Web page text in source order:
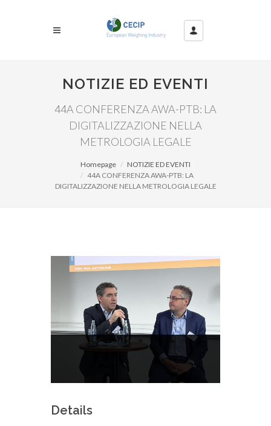
NOTIZIE ED EVENTI
44A CONFERENZA AWA-PTB: LA
DIGITALIZZAZIONE NELLA
METROLOGIA LEGALE
Homepage
NOTIZIE ED EVENTI
44A CONFERENZA AWA-PTB: LA
DIGITALIZZAZIONE NELLA METROLOGIA LEGALE
Details